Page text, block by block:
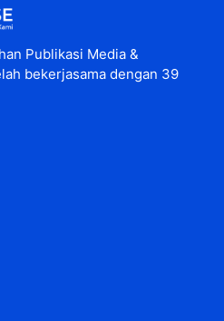
Publikasi Media &
bekerjasama dengan 39